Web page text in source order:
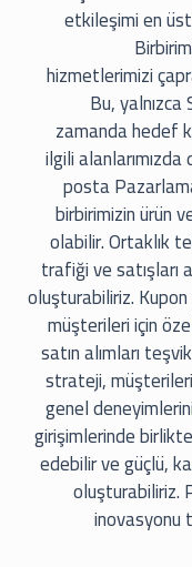
etkileşimi en üst
hizmetlerimizi
Bu,
zamanda hedef
ilgili
posta
birbirimizin ürün
olabilir. Ortaklık
trafiği ve satışları
oluşturabiliriz.
müşterileri için
satın alımları
strateji,
genel
girişimlerinde
edebilir ve güçlü,
oluşturabiliriz.
inovasyonu